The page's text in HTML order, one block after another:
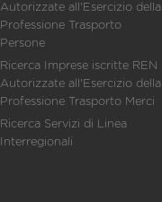
Autorizzate all'Esercizio della
Professione Trasporto
Persone
Ricerca Imprese iscritte REN
Autorizzate all'Esercizio della
Professione Trasporto Merci
Ricerca Servizi di Linea
Interregionali